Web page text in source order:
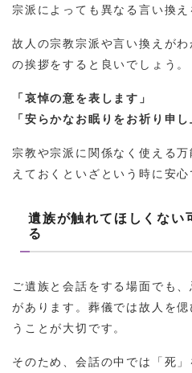
宗派によっても異なる言い換え
故人の宗教宗派や言い換えが
の挨拶をすると良いでしょう。
「哀悼の意を表します」
「安らかなお眠りをお祈り申し
宗教や宗派に関係なく使える
えておくといざという時に安心
遺族が触れてほしくない
る
ご遺族と会話をする場面でも
があります。葬儀では故人を
うことが大切です。
そのため、会話の中では「死